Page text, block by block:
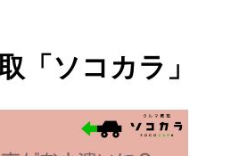
「ソコカラ」